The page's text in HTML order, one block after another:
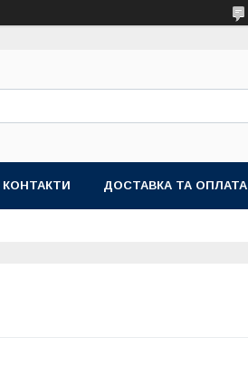
КОНТАКТИ ДОСТАВКА ТА ОПЛАТА